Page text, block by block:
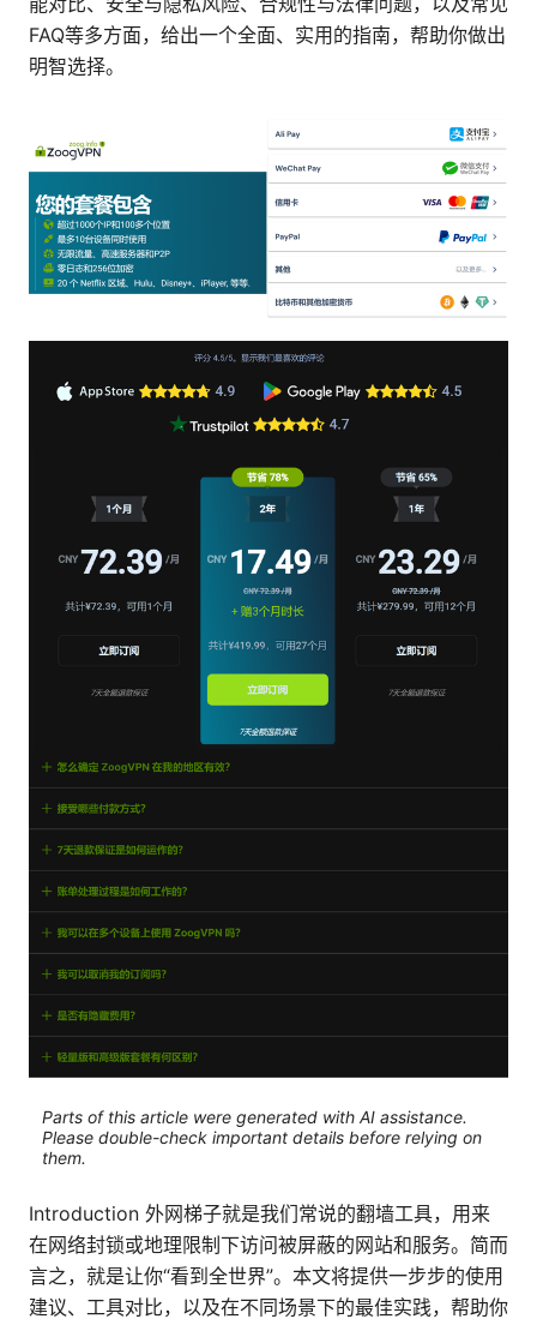
FAQ等多方面，给出一个全面、实用的指南，帮助你做出
明智选择。
Parts of this article were generated with AI assistance.
Please double-check important details before relying on
them.
Introduction 外网梯子就是我们常说的翻墙工具，用来
在网络封锁或地理限制下访问被屏蔽的网站和服务。简而
言之，就是让你“看到全世界”。本文将提供一步步的使用
建议、工具对比，以及在不同场景下的最佳实践，帮助你